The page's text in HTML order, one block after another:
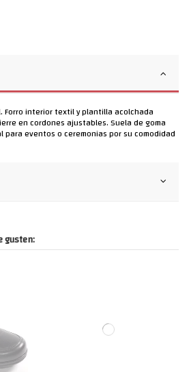
Forro interior textil y plantilla acolchada
en cordones ajustables. Suela de goma
eventos o ceremonias por su comodidad
gusten: